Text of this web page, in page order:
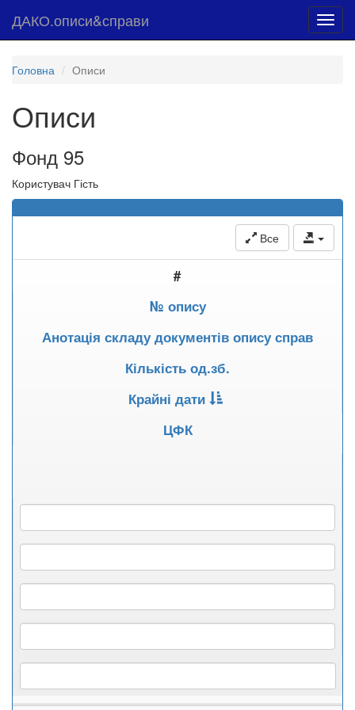
ДАКО.описи&справи
Головна Описи
Описи
Фонд 95
Користувач Гість
Все
#
№ опису
Анотація складу документів опису справ
Кількість од.зб.
Крайні дати
ЦФК